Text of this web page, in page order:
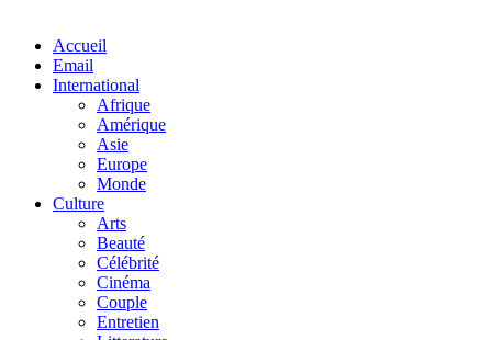
Accueil
Email
International
Afrique
Amérique
Asie
Europe
Monde
Culture
Arts
Beauté
Célébrité
Cinéma
Couple
Entretien